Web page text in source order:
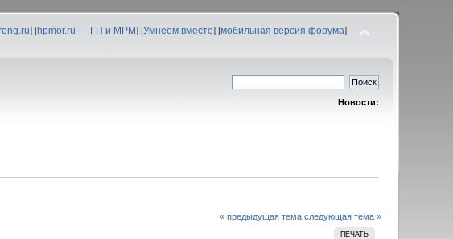
] [hpmor.ru — ГП и МРМ] [Умнеем вместе] [мобильная версия форума]
Новости:
« предыдущая тема следующая тема »
ПЕЧАТЬ